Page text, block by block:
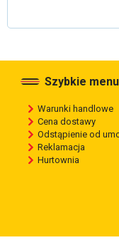
Szybkie menu
Warunki handlowe
Cena dostawy
Odstąpienie od
Reklamacja
Hurtownia